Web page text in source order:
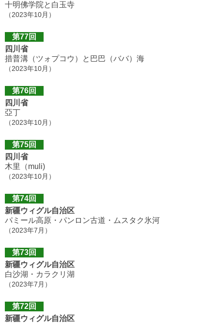
十明佛学院と白玉寺
（2023年10月）
第77回
四川省
措普溝（ツォプコウ）と巴巴（ババ）海
（2023年10月）
第76回
四川省
亞丁
（2023年10月）
第75回
四川省
木里（muli)
（2023年10月）
第74回
新疆ウィグル自治区
パミール高原・パンロン古道・ムスタク氷河
（2023年7月）
第73回
新疆ウィグル自治区
白沙湖・カラクリ湖
（2023年7月）
第72回
新疆ウィグル自治区